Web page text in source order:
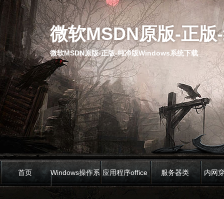
微软MSDN原版-正
微软MSDN原版-正版-纯净版Windows系统下载
首页 Windows操作系 应用程序office 服务器类 内网